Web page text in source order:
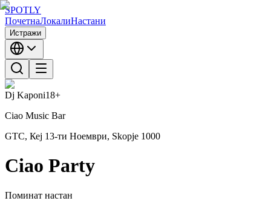
SPOTLY
ПочетнаЛокалиНастани
Истражи
Dj Kaponi18+
Ciao Music Bar
GTC, Кеј 13-ти Ноември, Skopje 1000
Ciao Party
Поминат настан